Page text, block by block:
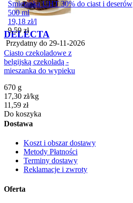
Śmietanka UHT 30% do ciast i deserów
500 ml
19,18 zł/l
Cena
9,59 zł
Przydatny do 29-11-2026
DELECTA
Ciasto czekoladowe z
belgijską czekoladą -
mieszanka do wypieku
670 g
17,30 zł/kg
Cena
11,59 zł
Do koszyka
Dostawa
Koszt i obszar dostawy
Metody Płatności
Terminy dostawy
Reklamacje i zwroty
Oferta